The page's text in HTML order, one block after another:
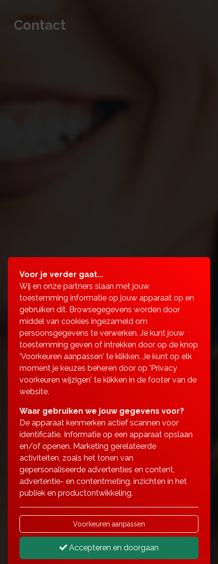
Contact
Voor je verder gaat...
Wij en onze partners slaan met jouw
toestemming informatie op jouw apparaat op en
gebruiken dit. Browsegegevens worden door
middel van cookies ingezameld om
persoonsgegevens te verwerken. Je kunt jouw
toestemming geven of intrekken door op de knop
'Voorkeuren aanpassen' te klikken. Je kunt op elk
moment je keuzes beheren door op 'Privacy
voorkeuren wijzigen' te klikken in de footer van de
website.
Waar gebruiken we jouw gegevens voor?
De apparaat kenmerken actief scannen voor
identificatie. Informatie op een apparaat opslaan
en/of openen. Marketing gerelateerde
activiteiten, zoals het tonen van
gepersonaliseerde advertenties en content,
advertentie- en contentmeting, inzichten in het
publiek en productontwikkeling.
Voorkeuren aanpassen
Accepteren en doorgaan